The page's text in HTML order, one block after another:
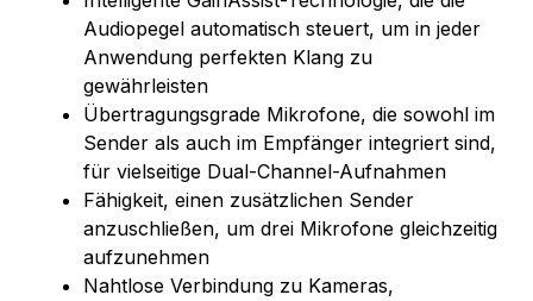
Audiopegel automatisch steuert, um in jeder
Anwendung perfekten Klang zu
gewährleisten
Übertragungsgrade Mikrofone, die sowohl im
Sender als auch im Empfänger integriert sind,
für vielseitige Dual-Channel-Aufnahmen
Fähigkeit, einen zusätzlichen Sender
anzuschließen, um drei Mikrofone gleichzeitig
aufzunehmen
Nahtlose Verbindung zu Kameras,